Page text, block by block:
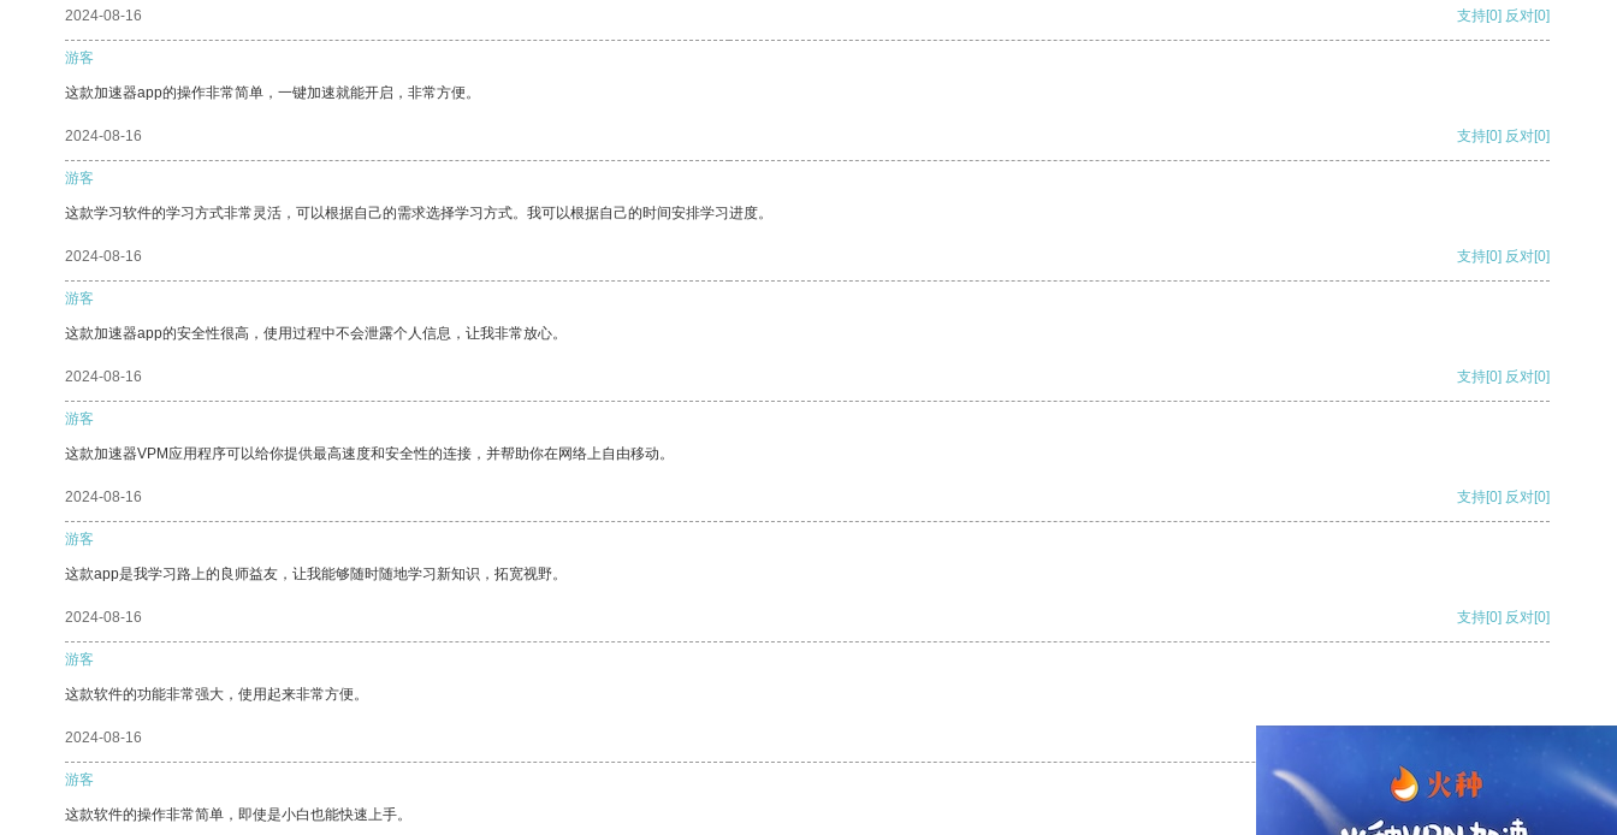
2024-08-16 支持[0] 反对[0]
游客
这款加速器app的操作非常简单，一键加速就能开启，非常方便。
2024-08-16 支持[0] 反对[0]
游客
这款学习软件的学习方式非常灵活，可以根据自己的需求选择学习方式。我可以根据自己的时间安排学习进度。
2024-08-16 支持[0] 反对[0]
游客
这款加速器app的安全性很高，使用过程中不会泄露个人信息，让我非常放心。
2024-08-16 支持[0] 反对[0]
游客
这款加速器VPM应用程序可以给你提供最高速度和安全性的连接，并帮助你在网络上自由移动。
2024-08-16 支持[0] 反对[0]
游客
这款app是我学习路上的良师益友，让我能够随时随地学习新知识，拓宽视野。
2024-08-16 支持[0] 反对[0]
游客
这款软件的功能非常强大，使用起来非常方便。
2024-08-16
游客
这款软件的操作非常简单，即使是小白也能快速上手。